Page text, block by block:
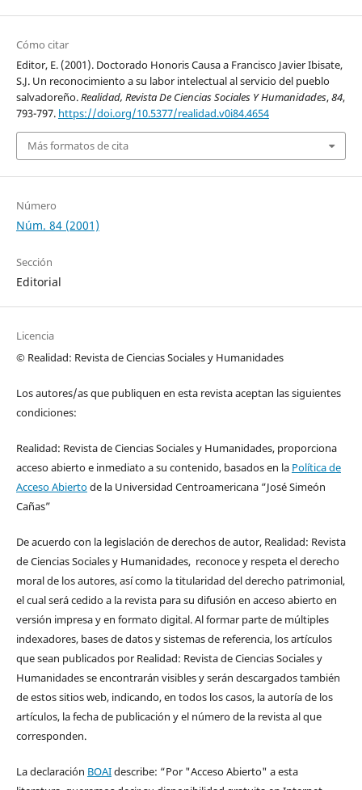
Cómo citar
Editor, E. (2001). Doctorado Honoris Causa a Francisco Javier Ibisate,
S.J. Un reconocimiento a su labor intelectual al servicio del pueblo
salvadoreño.Realidad, Revista De Ciencias Sociales Y Humanidades,84,
793-797. https://doi.org/10.5377/realidad.v0i84.4654
Más formatos de cita
Número
Núm. 84 (2001)
Sección
Editorial
Licencia
© Realidad: Revista de Ciencias Sociales y Humanidades
Los autores/as que publiquen en esta revista aceptan las siguientes
condiciones:
Realidad: Revista de Ciencias Sociales y Humanidades, proporciona
acceso abierto e inmediato a su contenido, basados en la Política de
Acceso Abiertode la Universidad Centroamericana “José Simeón
Cañas”
De acuerdo con la legislación de derechos de autor, Realidad: Revista
de Ciencias Sociales y Humanidades, reconoce y respeta el derecho
moral de los autores, así como la titularidad del derecho patrimonial,
el cual será cedido a la revista para su difusión en acceso abierto en
versión impresa y en formato digital. Al formar parte de múltiples
indexadores, bases de datos y sistemas de referencia, los artículos
que sean publicados por Realidad: Revista de Ciencias Sociales y
Humanidades se encontrarán visibles y serán descargados también
de estos sitios web, indicando, en todos los casos, la autoría de los
artículos, la fecha de publicación y el número de la revista al que
corresponden.
La declaración BOAIdescribe: “Por "Acceso Abierto" a esta